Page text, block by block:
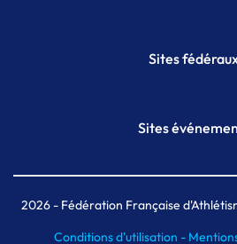
Sites
Plateforme
Sites
Meeting de Paris
MAIF Ekiden de
2026- Fédération Française
Conditions d'utilisation -